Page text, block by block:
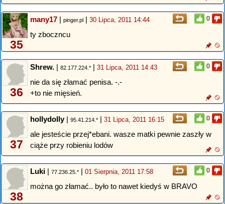
0
35
many17 | pinger.pl | 30 Lipca, 2011 14:44
ty zboczncu
0
36
Shrew. | 82.177.224.* | 31 Lipca, 2011 14:43
nie da się złamać penisa. -.-
+to nie mięsień.
0
37
hollydolly| 95.41.214.* | 31 Lipca, 2011 16:15
ale jesteście przej*ebani. wasze matki pewnie zaszły w
ciąże przy robieniu lodów
0
38
Luki | 77.236.25.* | 01 Sierpnia, 2011 17:58
można go złamać.. było to nawet kiedyś w BRAVO